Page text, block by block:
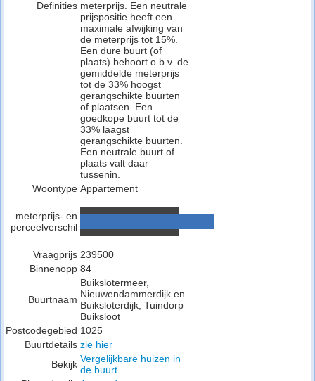
Definities meterprijs. Een neutrale
prijspositie heeft een
maximale afwijking van
de meterprijs tot 15%.
Een dure buurt (of
plaats) behoort o.b.v. de
gemiddelde meterprijs
tot de 33% hoogst
gerangschikte buurten
of plaatsen. Een
goedkope buurt tot de
33% laagst
gerangschikte buurten.
Een neutrale buurt of
plaats valt daar
tussenin.
Woontype Appartement
meterprijs- en
perceelverschil
Vraagprijs 239500
Binnenopp 84
Buurtnaam
Buikslotermeer,
Nieuwendammerdijk en
Buiksloterdijk, Tuindorp
Buiksloot
Postcodegebied 1025
Buurtdetails zie hier
Bekijk Vergelijkbare huizen in
de buurt